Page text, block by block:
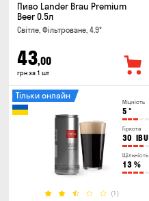
Пиво Lander Brau Premium
Beer 0.5л
Світле, Фільтроване, 4.9°
43,00
грн за 1 шт
Міцність
5 °
Гіркота
30 IBU
Щільність
13 %
(1)
Тільки онлайн